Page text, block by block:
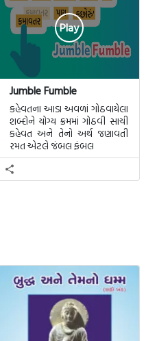
Play
Jumble Fumble
કહેવતના આડા અવળાં ગોઠવાયેલા
શબ્દોને યોગ્ય ક્રમમાં ગોઠવી સાચી
કહેવત અને તેનો અર્થ જણાવતી
રમત એટલે જંબલ ફંબલ